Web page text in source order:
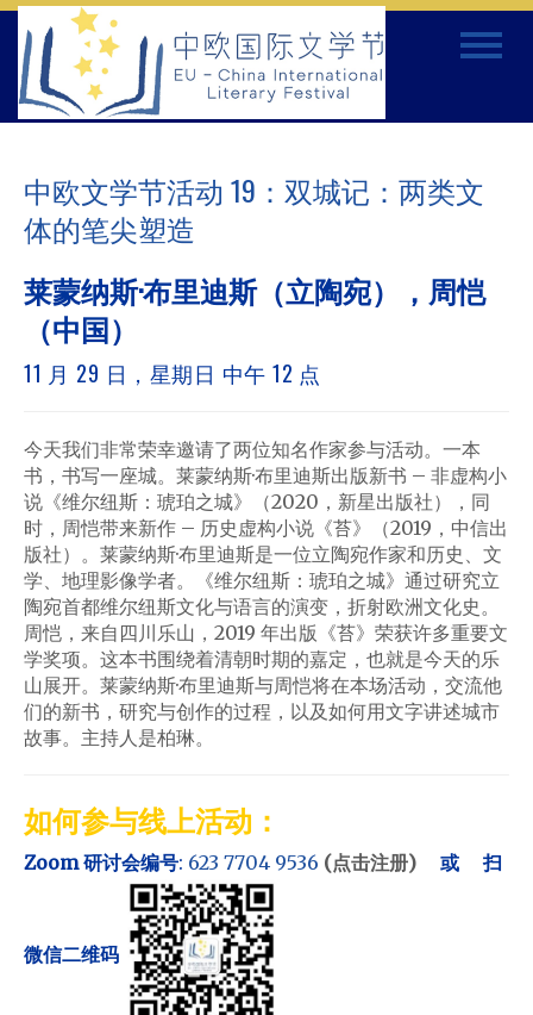
Skip
content
Toggle
中欧文学节活动 19：双城记：两类文
体的笔尖塑造
莱蒙纳斯·布里迪斯（立陶宛），周恺
（中国）
11 月 29 日，星期日 中午 12 点
今天我们非常荣幸邀请了两位知名作家参与活动。一本
书，书写一座城。莱蒙纳斯·布里迪斯出版新书 – 非虚构小
说《维尔纽斯：琥珀之城》（2020，新星出版社），同
时，周恺带来新作 – 历史虚构小说《苔》（2019，中信出
版社）。莱蒙纳斯·布里迪斯是一位立陶宛作家和历史、文
学、地理影像学者。《维尔纽斯：琥珀之城》通过研究立
陶宛首都维尔纽斯文化与语言的演变，折射欧洲文化史。
周恺，来自四川乐山，2019 年出版《苔》荣获许多重要文
学奖项。这本书围绕着清朝时期的嘉定，也就是今天的乐
山展开。莱蒙纳斯·布里迪斯与周恺将在本场活动，交流他
们的新书，研究与创作的过程，以及如何用文字讲述城市
故事。主持人是柏琳。
如何参与线上活动：
Zoom 研讨会编号: 623 7704 9536 (点击注册) 或 扫
微信二维码